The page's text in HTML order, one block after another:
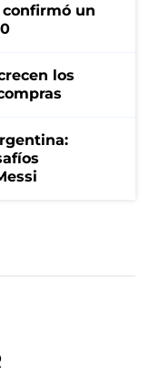
confirmó un
los